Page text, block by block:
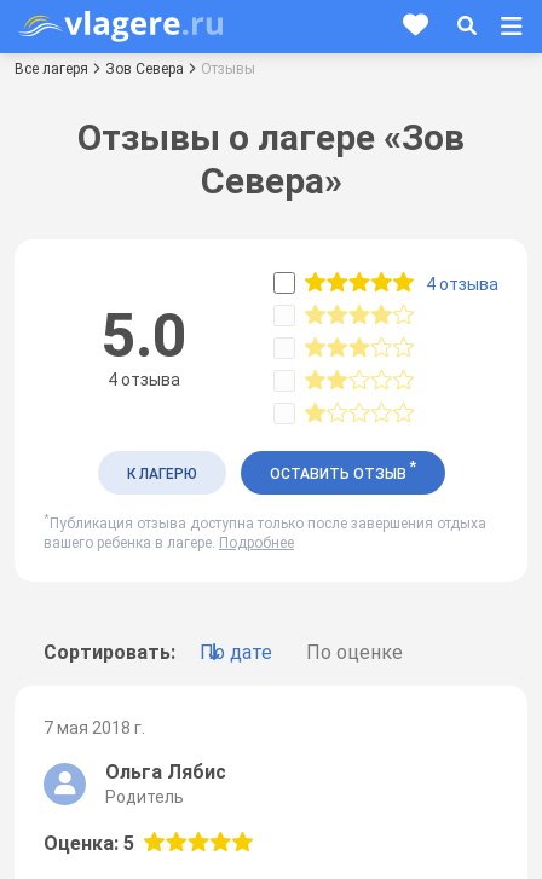
Все лагеря Зов Севера Отзывы
Отзывы о лагере «Зов
Севера»
Сортировать: По дате По оценке
7 мая 2018 г.
Ольга Лябис
Родитель
Оценка: 5
5.0
4 отзыва
4 отзыва
К ЛАГЕРЮ ОСТАВИТЬ ОТЗЫВ *
* Публикация отзыва доступна только после завершения отдыха
вашего ребенка в лагере. Подробнее